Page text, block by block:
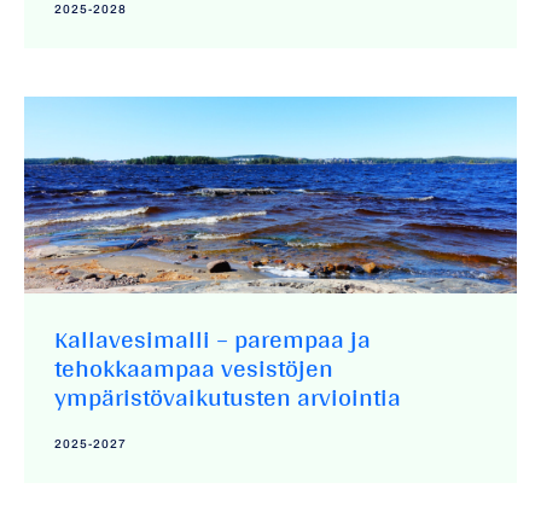
2025-2028
Kallavesimalli – parempaa ja
tehokkaampaa vesistöjen
ympäristövaikutusten arviointia
2025-2027